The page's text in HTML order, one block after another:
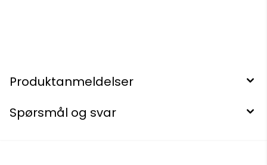
Produktanmeldelser
Spørsmål og svar